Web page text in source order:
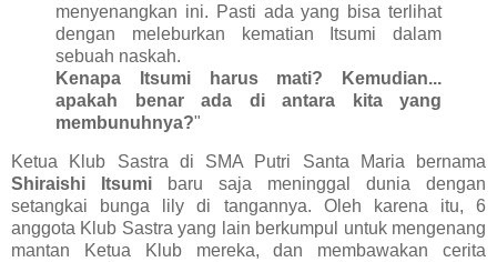
menyenangkan ini. Pasti ada yang bisa terlihat
dengan meleburkan kematian Itsumi dalam
sebuah naskah.
Kenapa Itsumi harus mati? Kemudian...
apakah benar ada di antara kita yang
membunuhnya?"
Ketua Klub Sastra di SMA Putri Santa Maria bernama
Shiraishi Itsumi baru saja meninggal dunia dengan
setangkai bunga lily di tangannya. Oleh karena itu, 6
anggota Klub Sastra yang lain berkumpul untuk mengenang
mantan Ketua Klub mereka, dan membawakan cerita